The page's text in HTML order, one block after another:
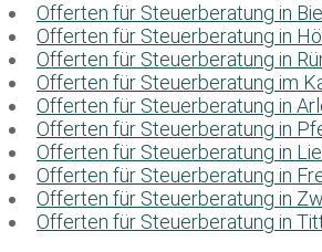
Offerten für Steuerberatung in
Offerten für Steuerberatung in
Offerten für Steuerberatung in
Offerten für Steuerberatung im
Offerten für Steuerberatung in
Offerten für Steuerberatung in
Offerten für Steuerberatung in
Offerten für Steuerberatung in
Offerten für Steuerberatung in
Offerten für Steuerberatung in